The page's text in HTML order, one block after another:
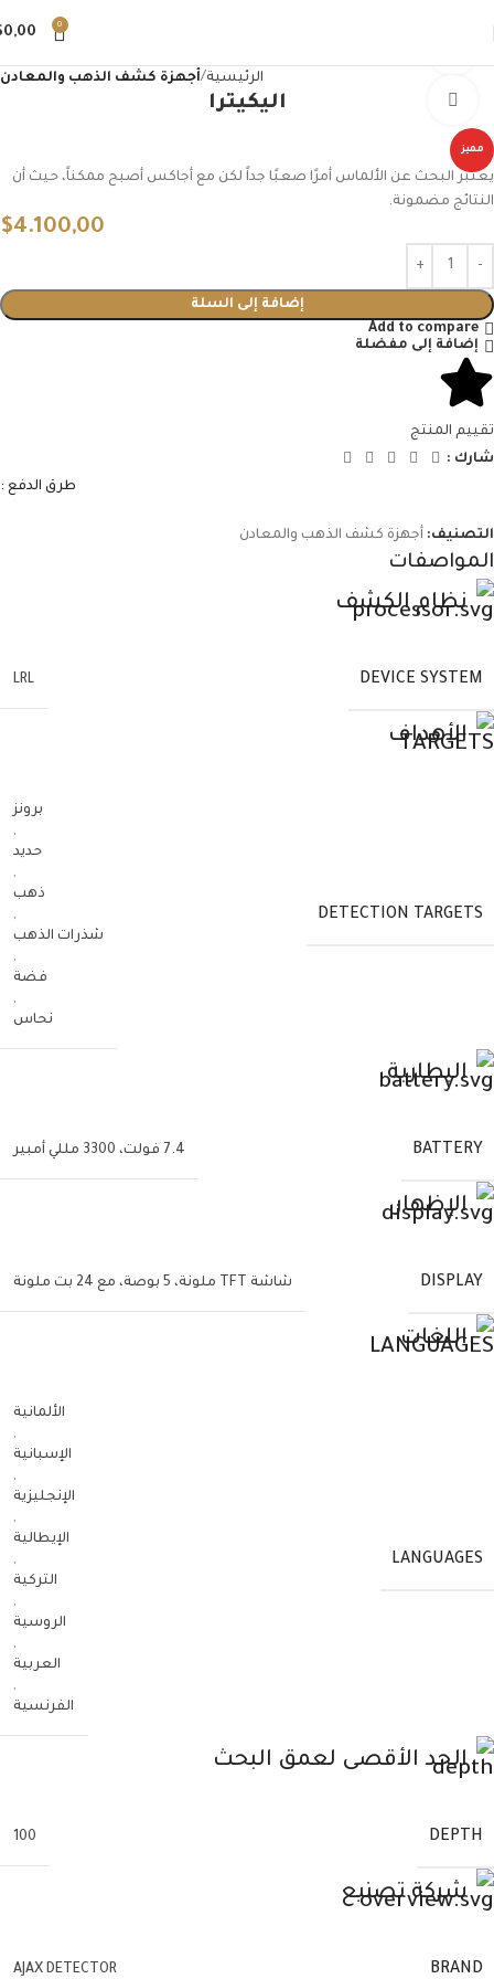
0
0,00
الرئيسية أجهزة كشف الذهب والمعادن
اليكيترا
مميز
يعتبر البحث عن الألماس أمرًا صعبًا جداً لكن مع أجاكس أصبح ممكناً، حيث أن
النتائج مضمونة.
$4.100,00
إضافة إلى السلة
Add to compare
إضافة إلى مفضلة
تقييم المنتج
شارك :
طرق الدفع :
التصنيف: أجهزة كشف الذهب والمعادن
المواصفات
نظام الكشف
DEVICE SYSTEM
LRL
الأهداف
DETECTION TARGETS
برونز
,
حديد
,
ذهب
,
شذرات الذهب
,
فضة
,
نحاس
البطارية
BATTERY 7.4 فولت، 3300 مللي أمبير
الإظهار
DISPLAY شاشة TFT ملونة، 5 بوصة، مع 24 بت ملونة
اللغات
LANGUAGES
الألمانية
,
الإسبانية
,
الإنجليزية
,
الإيطالية
,
التركية
,
الروسية
,
العربية
,
الفرنسية
الحد الأقصى لعمق البحث
DEPTH
100
شركة تصنيع
BRAND
AJAX DETECTOR